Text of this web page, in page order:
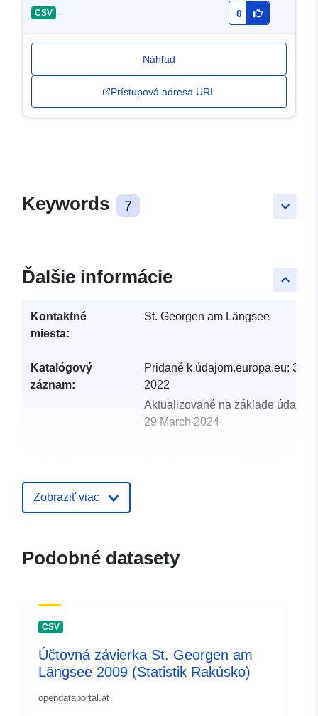
CSV - 0
Náhľad
Prístupová adresa URL
keyboard_arrow_down
Keywords 7
keyboard_arrow_up
Ďalšie informácie
Kontaktné
miesta:
St. Georgen am Längsee
Katalógový
záznam:
Pridané k údajom.europa.eu: 30
2022
Aktualizované na základe
29 March 2024
Zobraziť viac
Podobné datasety
CSV
Účtovná závierka St. Georgen am
Längsee 2009 (Statistik Rakúsko)
opendataportal.at